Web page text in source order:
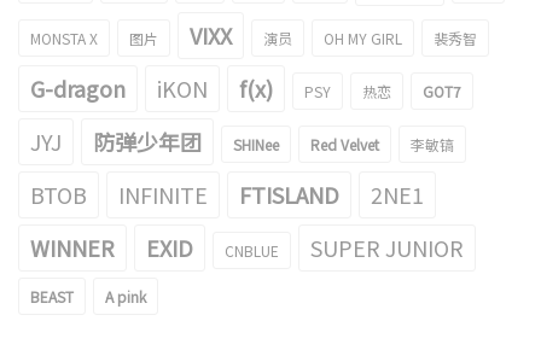
MONSTA X 图片 VIXX 演员 OH MY GIRL 裴秀智
G-dragon iKON f(x) PSY 热恋 GOT7
JYJ 防弹少年团 SHINee Red Velvet 李敏镐
BTOB INFINITE FTISLAND
2NE1
WINNER
EXID CNBLUE SUPER JUNIOR
BEAST A pink